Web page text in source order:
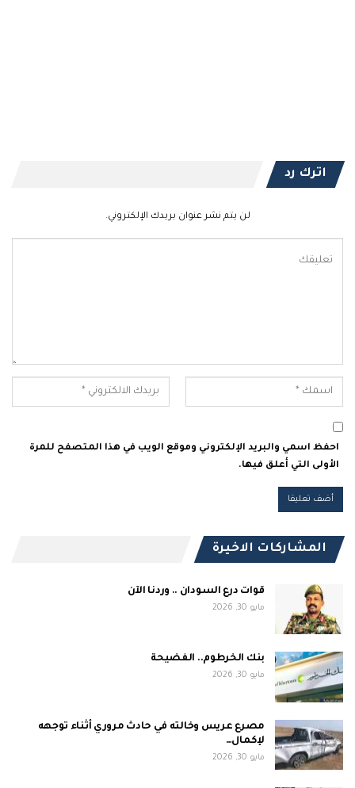
اترك رد
لن يتم نشر عنوان بريدك الإلكتروني.
احفظ اسمي والبريد الإلكتروني وموقع الويب في هذا المتصفح للمرة
الأولى التي أعلق فيها.
المشاركات الاخيرة
قوات درع السودان .. وردنا الآن
مايو 30, 2026
بنك الخرطوم.. الفضيحة
مايو 30, 2026
مصرع عريس وخالته في حادث مروري أثناء توجهه
لإكمال…
مايو 30, 2026